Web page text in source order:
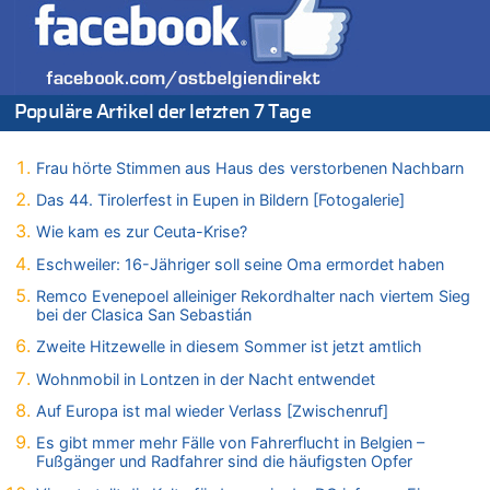
06.08.2026 - 12:17 von Sparwasser zu
Zweite Hitzewelle in diesem Sommer ist jetzt amtlich
06.08.2026 - 12:13 von Dax zu
Zweite Hitzewelle in diesem Sommer ist jetzt amtlich
06.08.2026 - 12:13 von Heinz F. zu
Zweite Hitzewelle in diesem Sommer ist jetzt amtlich
06.08.2026 - 12:08 von Medium zu
Frau hörte Stimmen aus Haus des verstorbenen Nachbarn
06.08.2026 - 11:52 von Hubert F. zu
Zweite Hitzewelle in diesem Sommer ist jetzt amtlich
06.08.2026 - 11:46 von Ermitler zu
Eschweiler: 16-Jähriger soll seine Oma ermordet haben
06.08.2026 - 11:35 von ne Hondsjong zu
Zweite Hitzewelle in diesem Sommer ist jetzt amtlich
Populäre Artikel der letzten 7 Tage
Frau hörte Stimmen aus Haus des verstorbenen Nachbarn
Das 44. Tirolerfest in Eupen in Bildern [Fotogalerie]
Wie kam es zur Ceuta-Krise?
Eschweiler: 16-Jähriger soll seine Oma ermordet haben
Remco Evenepoel alleiniger Rekordhalter nach viertem Sieg
bei der Clasica San Sebastián
Zweite Hitzewelle in diesem Sommer ist jetzt amtlich
Wohnmobil in Lontzen in der Nacht entwendet
Auf Europa ist mal wieder Verlass [Zwischenruf]
Es gibt mmer mehr Fälle von Fahrerflucht in Belgien –
Fußgänger und Radfahrer sind die häufigsten Opfer